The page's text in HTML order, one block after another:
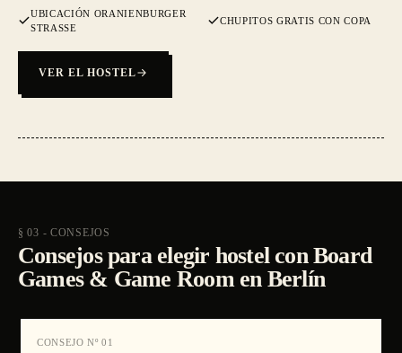
UBICACIÓN ORANIENBURGER
STRASSE
CHUPITOS GRATIS CON COPA
VER EL HOSTEL
§ 03 - CONSEJOS
Consejos para elegir hostel con Board
Games & Game Room en Berlín
CONSEJO Nº 01